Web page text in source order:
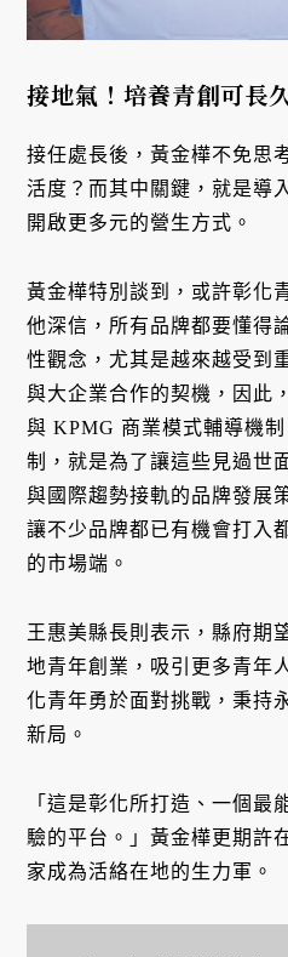
接地氣！培養青創可長
接任處長後，黃金樺不免思
活度？而其中關鍵，就是導
開啟更多元的營生方式。
黃金樺特別談到，或許彰化
他深信，所有品牌都要懂得
性觀念，尤其是越來越受到
與大企業合作的契機，因此
與 KPMG 商業模式輔導機
制，就是為了讓這些見過世
與國際趨勢接軌的品牌發展
讓不少品牌都已有機會打入
的市場端。
王惠美縣長則表示，縣府期
地青年創業，吸引更多青年
化青年勇於面對挑戰，秉持
新局。
「這是彰化所打造、一個最
驗的平台。」黃金樺更期許
家成為活絡在地的生力軍。